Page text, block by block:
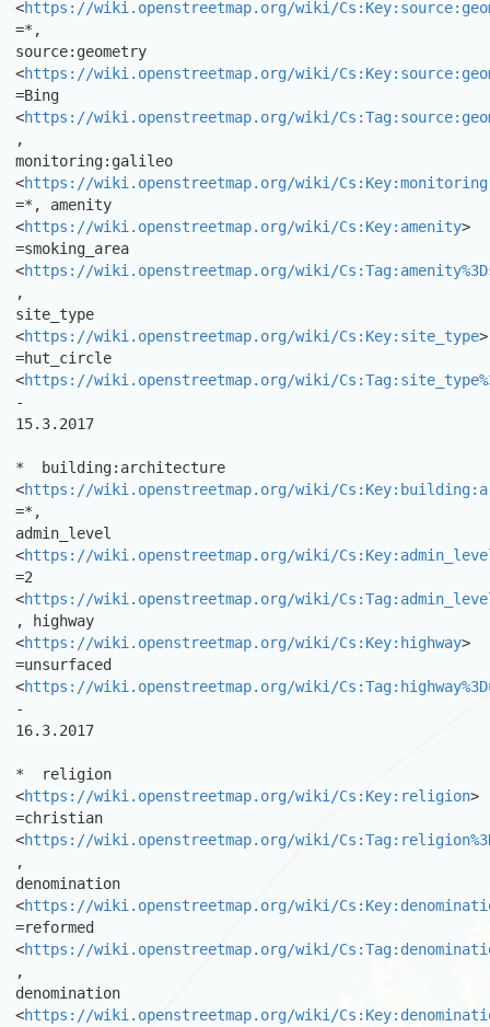
<https://wiki.openstreetmap.org/wiki/
=*,
source:geometry
<https://wiki.openstreetmap.org/wiki/
=Bing
<https://wiki.openstreetmap.org/wiki/
,
monitoring:galileo
<https://wiki.openstreetmap.org/wiki/
=*, amenity
<https://wiki.openstreetmap.org/wiki/Cs:Key:amenity>
=smoking_area
<https://wiki.openstreetmap.org/wiki/
,
site_type
<https://wiki.openstreetmap.org/wiki/Cs:Key:site_type>
=hut_circle
<https://wiki.openstreetmap.org/wiki/
-
15.3.2017
*  building:architecture
<https://wiki.openstreetmap.org/wiki/
=*,
admin_level
<https://wiki.openstreetmap.org/wiki/
=2
<https://wiki.openstreetmap.org/wiki/
, highway
<https://wiki.openstreetmap.org/wiki/Cs:Key:highway>
=unsurfaced
<https://wiki.openstreetmap.org/wiki/
-
16.3.2017
*  religion
<https://wiki.openstreetmap.org/wiki/Cs:Key:religion>
=christian
<https://wiki.openstreetmap.org/wiki/
,
denomination
<https://wiki.openstreetmap.org/wiki/
=reformed
<https://wiki.openstreetmap.org/wiki/
,
denomination
<https://wiki.openstreetmap.org/wiki/